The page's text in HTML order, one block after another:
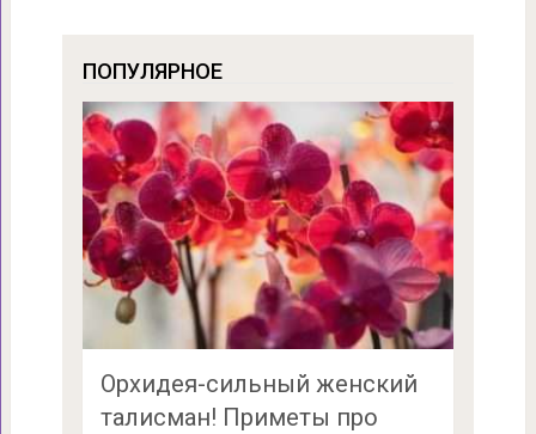
ПОПУЛЯРНОЕ
Орхидея-сильный женский
талисман! Приметы про